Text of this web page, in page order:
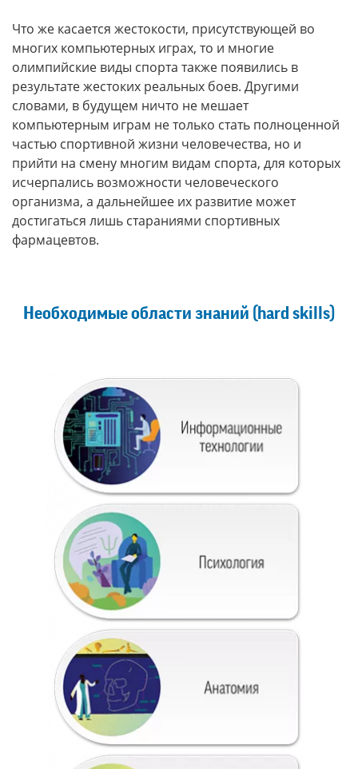
Что же касается жестокости, присутствующей во
многих компьютерных играх, то и многие
олимпийские виды спорта также появились в
результате жестоких реальных боев. Другими
словами, в будущем ничто не мешает
компьютерным играм не только стать полноценной
частью спортивной жизни человечества, но и
прийти на смену многим видам спорта, для которых
исчерпались возможности человеческого
организма, а дальнейшее их развитие может
достигаться лишь стараниями спортивных
фармацевтов.
Необходимые области знаний (hard skills)